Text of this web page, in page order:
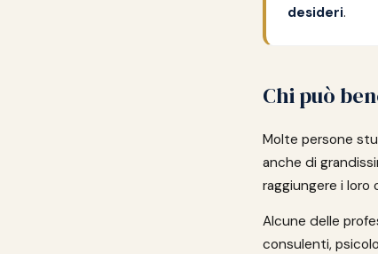
desideri.
Chi può
Molte persone
anche di
raggiungere i loro
Alcune delle
consulenti,